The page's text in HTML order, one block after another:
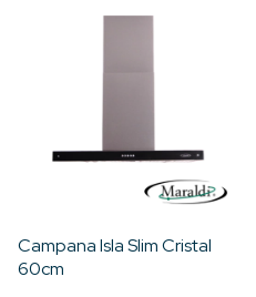
Campana Isla Slim Cristal
60cm